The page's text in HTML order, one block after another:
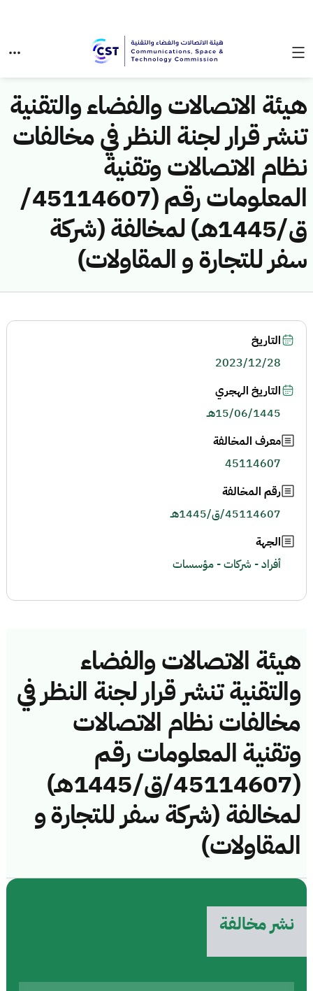
هيئة الاتصالات والفضاء والتقنية
تنشر قرار لجنة النظر في مخالفات
نظام الاتصالات وتقنية
المعلومات رقم (45114607/
ق/1445هـ) لمخالفة (شركة
سفر للتجارة و المقاولات)
هيئة الاتصالات والفضاء
والتقنية تنشر قرار لجنة النظر في
مخالفات نظام الاتصالات
وتقنية المعلومات رقم
(45114607/ق/1445هـ)
لمخالفة (شركة سفر للتجارة و
المقاولات)
نشر مخالفة
التاريخ
2023/12/28
التاريخ الهجري
15/06/1445هـ
معرف المخالفة
45114607
رقم المخالفة
45114607/ق/1445هـ
الجهة
أفراد - شركات - مؤسسات